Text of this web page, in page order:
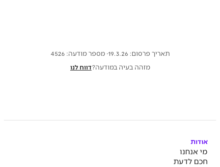
תאריך פרסום: 19.3.26 · מספר מודעה:4526
מזהה בעיה במודעה?דווח לנו
אודות
מי אנחנו
חכם לדעת